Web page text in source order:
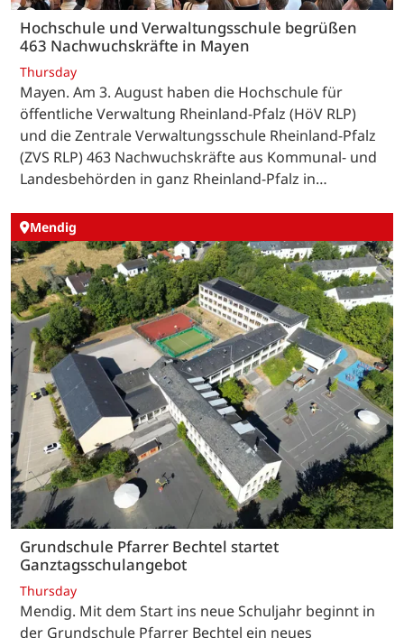
Hochschule und Verwaltungsschule begrüßen
463 Nachwuchskräfte in Mayen
Thursday
Mayen. Am 3. August haben die Hochschule für
öffentliche Verwaltung Rheinland-Pfalz (HöV RLP)
und die Zentrale Verwaltungsschule Rheinland-Pfalz
(ZVS RLP) 463 Nachwuchskräfte aus Kommunal- und
Landesbehörden in ganz Rheinland-Pfalz in…
Mendig
Grundschule Pfarrer Bechtel startet
Ganztagsschulangebot
Thursday
Mendig. Mit dem Start ins neue Schuljahr beginnt in
der Grundschule Pfarrer Bechtel ein neues